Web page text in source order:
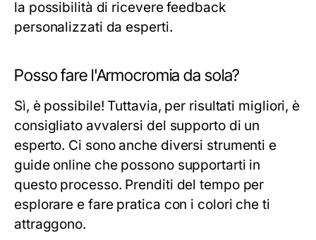
la possibilità di ricevere feedback
personalizzati da esperti.
Posso fare l'Armocromia da sola?
Sì, è possibile! Tuttavia, per risultati migliori, è
consigliato avvalersi del supporto di un
esperto. Ci sono anche diversi strumenti e
guide online che possono supportarti in
questo processo. Prenditi del tempo per
esplorare e fare pratica con i colori che ti
attraggono.